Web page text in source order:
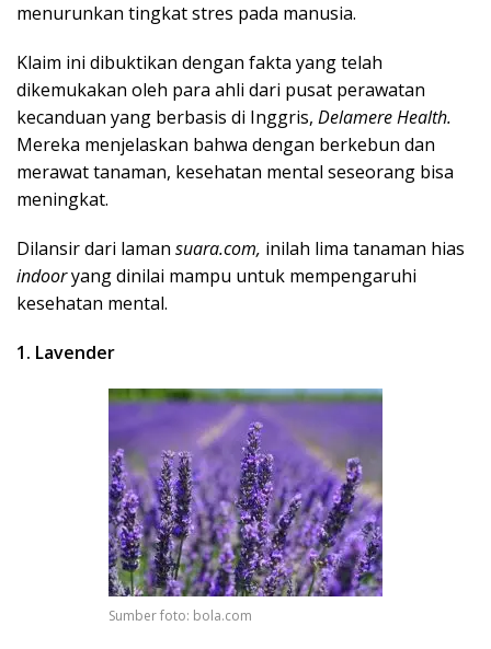
menurunkan tingkat stres pada manusia.
Klaim ini dibuktikan dengan fakta yang telah
dikemukakan oleh para ahli dari pusat perawatan
kecanduan yang berbasis di Inggris, Delamere Health.
Mereka menjelaskan bahwa dengan berkebun dan
merawat tanaman, kesehatan mental seseorang bisa
meningkat.
Dilansir dari laman suara.com, inilah lima tanaman hias
indooryang dinilai mampu untuk mempengaruhi
kesehatan mental.
1. Lavender
Sumber foto: bola.com